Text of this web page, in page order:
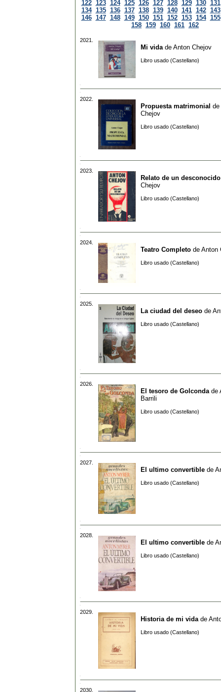
122 123 124 125 126 127 128 129 130 131
134 135 136 137 138 139 140 141 142 143
146 147 148 149 150 151 152 153 154 155
158 159 160 161 162
2021.
Mi vida de Anton Chejov
Libro usado (Castellano)
2022.
Propuesta matrimonial de
Chejov
Libro usado (Castellano)
2023.
Relato de un desconocido
Chejov
Libro usado (Castellano)
2024.
Teatro Completo de Anton
Libro usado (Castellano)
2025.
La ciudad del deseo de
Libro usado (Castellano)
2026.
El tesoro de Golconda de
Barrili
Libro usado (Castellano)
2027.
El ultimo convertible de
Libro usado (Castellano)
2028.
El ultimo convertible de
Libro usado (Castellano)
2029.
Historia de mi vida de
Libro usado (Castellano)
2030.